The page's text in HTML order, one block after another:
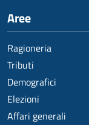
Aree
Ragioneria
Tributi
Demografici
Elezioni
Affari generali